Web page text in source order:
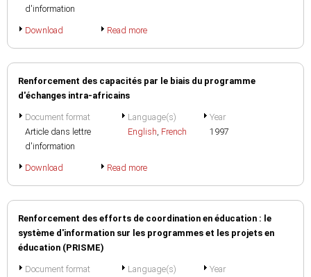
d'information
Download Read more
Renforcement des capacités par le biais du programme
d'échanges intra-africains
Document format
Article dans lettre
d'information
Language(s)
English, French
Year
1997
Download Read more
Renforcement des efforts de coordination en éducation : le
système d'information sur les programmes et les projets en
éducation (PRISME)
Document format
Language(s)
Year